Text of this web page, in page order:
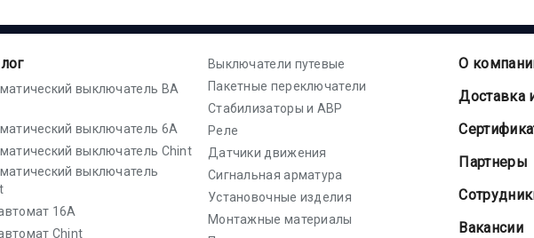
выключатель ВА
выключатель 6А
выключатель Chint
выключатель
16А
Chint
Выключатели путевые
Пакетные переключатели
Стабилизаторы и АВР
Реле
Датчики движения
Сигнальная арматура
Установочные изделия
Монтажные материалы
О
Доставка
Партнеры
Вакансии